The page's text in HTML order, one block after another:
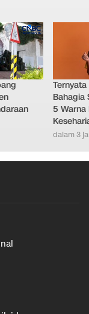
Bahagia
5
dalam 3